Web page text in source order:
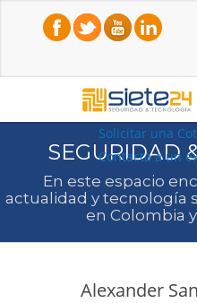
Solicitar una
Contacta a un
SEGURIDAD
En este espacio
actualidad y tecnología
en Colombia
Alexander